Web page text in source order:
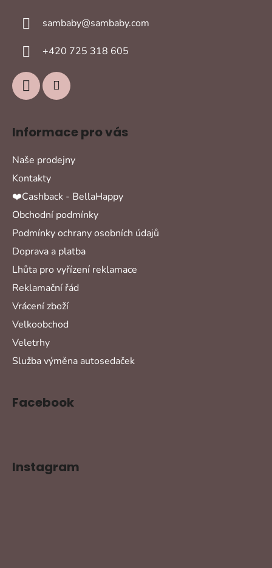
sambaby@sambaby.com
+420 725 318 605
Informace pro vás
Naše prodejny
Kontakty
❤️Cashback - BellaHappy
Obchodní podmínky
Podmínky ochrany osobních údajů
Doprava a platba
Lhůta pro vyřízení reklamace
Reklamační řád
Vrácení zboží
Velkoobchod
Veletrhy
Služba výměna autosedaček
Facebook
Instagram